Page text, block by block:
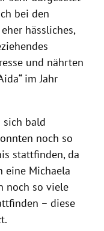
bei den
hässliches,
und nährten
im Jahr
sich bald
noch so
stattfinden, da
eine Michaela
noch so viele
– diese